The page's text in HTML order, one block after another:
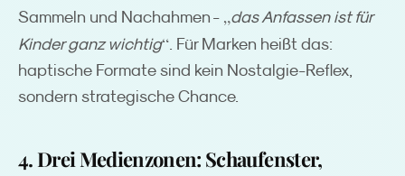
Sammeln und Nachahmen - „das Anfassen ist für
Kinder ganz wichtig“ . Für Marken heißt das:
haptische Formate sind kein Nostalgie-Reflex,
sondern strategische Chance.
4. Drei Medienzonen: Schaufenster,